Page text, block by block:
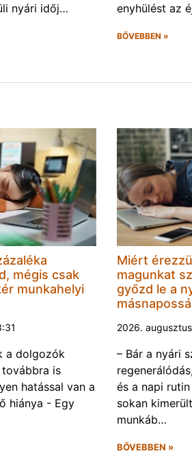
nyári időj…
enyhülést az
BŐVEBBEN »
mégis csak
munkahelyi
a dolgozók
is
hatással van a
hiánya - Egy
Miért
magunkat
győzd le a
2026.
– Bár a nyári
és a napi
sokan
munkáb…
BŐVEBBEN »